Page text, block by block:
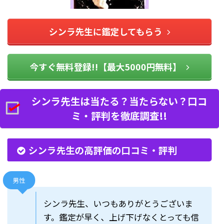
シンラ先生に鑑定してもらう
今すぐ無料登録!!【最大5000円無料】
シンラ先生は当たる？当たらない？口コ
ミ・評判を徹底調査!!
シンラ先生の高評価の口コミ・評判
男性
シンラ先生、いつもありがとうございま
す。鑑定が早く、上げ下げなくとっても信